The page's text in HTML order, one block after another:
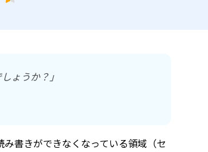
ょうか？」
書きができなくなっている領域（セ